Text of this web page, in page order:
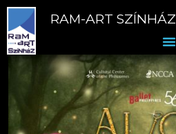
RAM-ART SZÍNHÁZ